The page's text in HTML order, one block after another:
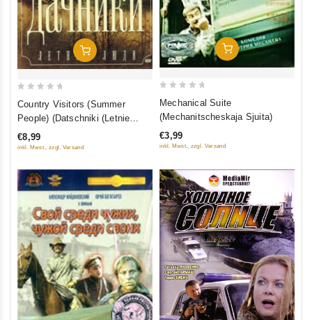
In Den Warenkorb
5
Country Visitors (Summer
People) (Datschniki (Letnie
ljudi). Po pese Maksima
Gorkogo)
€8,99
inkl. Mwst., zzgl. Versand
In Den Warenkorb
5
Mechanical Suite
(Mechanitscheskaja Sjuita)
€3,99
inkl. Mwst., zzgl. Versand